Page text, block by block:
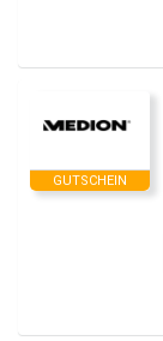
GUTSCHEIN